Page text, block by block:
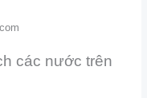
các nước trên